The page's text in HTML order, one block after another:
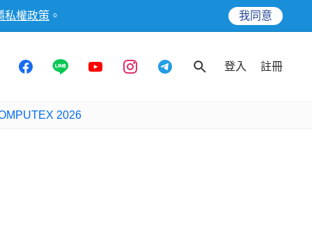
私權政策 。 我同意
登入 註冊
2026